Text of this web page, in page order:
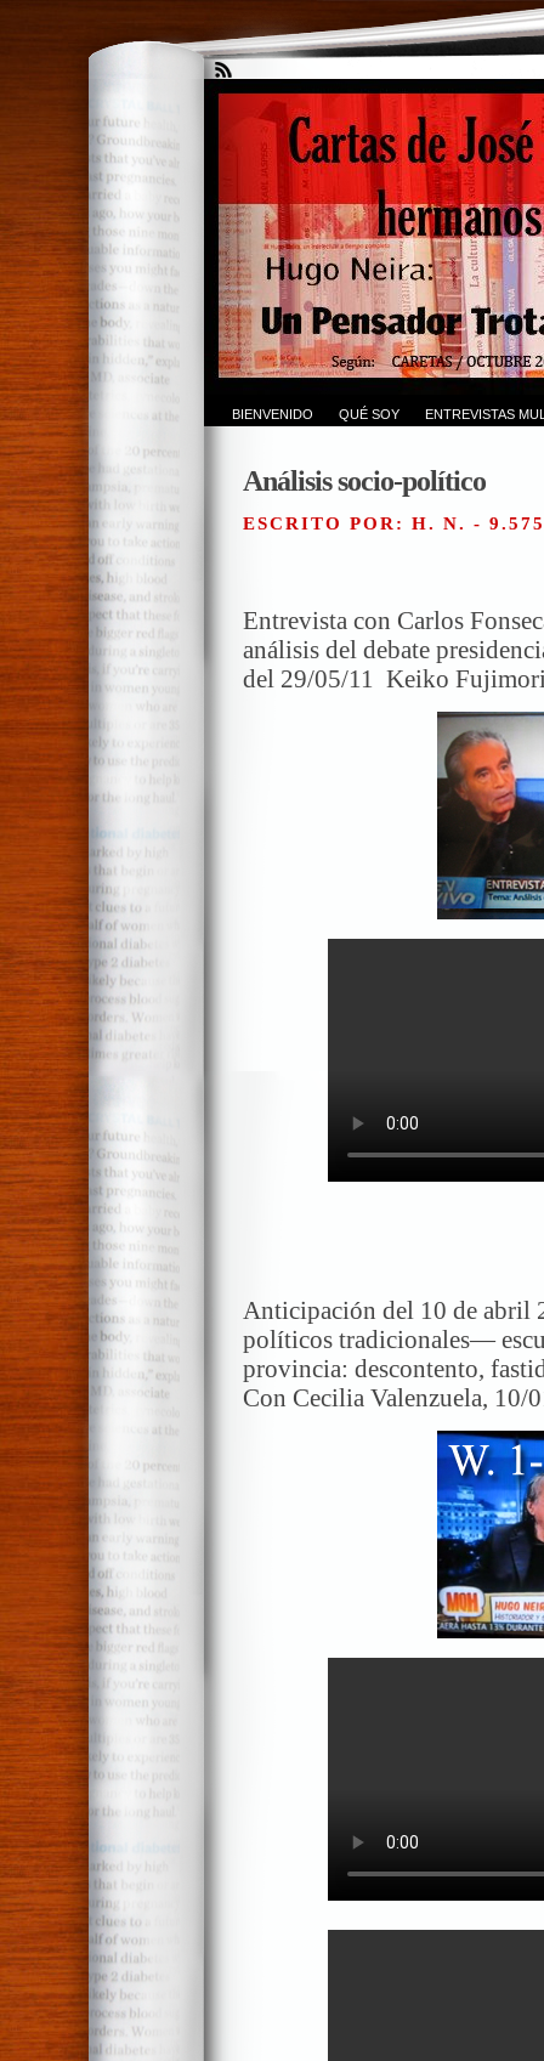
BIENVENIDO QUÉ SOY ENTREVISTAS
Análisis socio-político
ESCRITO POR: H. N. -
Entrevista con Carlos
análisis del debate
del 29/05/11 Keiko
Anticipación del 10 de abril
políticos tradicionales—
provincia: descontento,
Con Cecilia Valenzuela, 10/